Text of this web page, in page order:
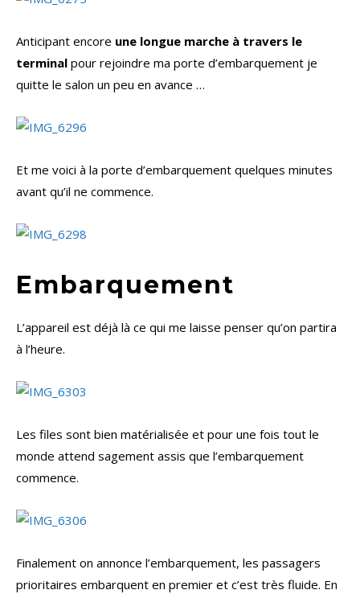
Anticipant encore une longue marche à travers le
terminal pour rejoindre ma porte d’embarquement je
quitte le salon un peu en avance …
Et me voici à la porte d’embarquement quelques minutes
avant qu’il ne commence.
Embarquement
L’appareil est déjà là ce qui me laisse penser qu’on partira
à l’heure.
Les files sont bien matérialisée et pour une fois tout le
monde attend sagement assis que l’embarquement
commence.
Finalement on annonce l’embarquement, les passagers
prioritaires embarquent en premier et c’est très fluide. En